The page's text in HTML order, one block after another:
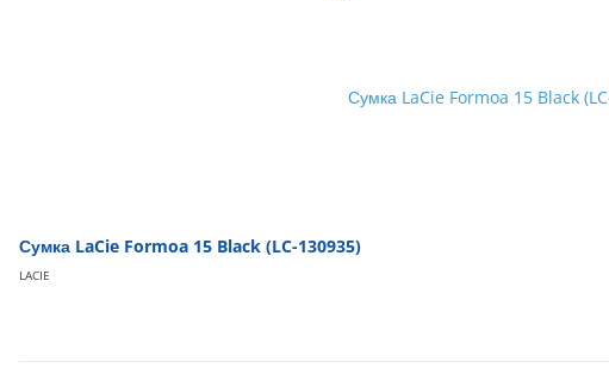
Сумка LaCie Formoa 15 Black (LC-130935)
LACIE